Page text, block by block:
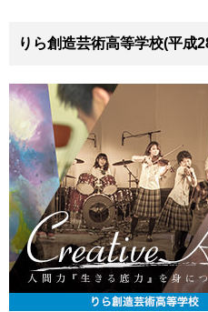
りら創造芸術高等学校(平成